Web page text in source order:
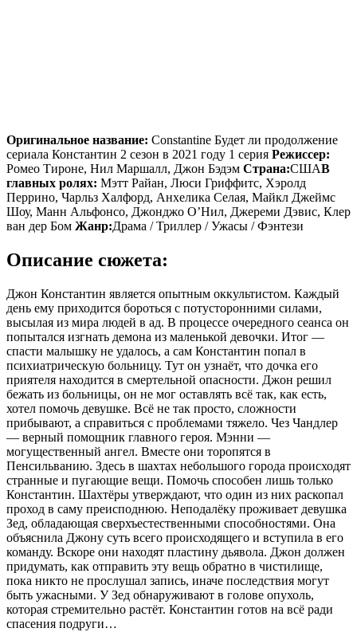
Оригинальное название: Constantine Будет ли продолжение
сериала Константин 2 сезон в 2021 году 1 серия Режиссер:
Ромео Тироне, Нил Маршалл, Джон Бэдэм Страна:СШАВ
главных ролях: Мэтт Райан, Люси Гриффитс, Хэролд
Перрино, Чарльз Халфорд, Анхелика Селая, Майкл Джеймс
Шоу, Манн Альфонсо, Джонджо О’Нил, Джереми Дэвис, Клер
ван дер Бом Жанр:Драма / Триллер / Ужасы / Фэнтези
Описание сюжета:
Джон Константин является опытным оккультистом. Каждый
день ему приходится бороться с потусторонними силами,
высылая из мира людей в ад. В процессе очередного сеанса он
попытался изгнать демона из маленькой девочки. Итог —
спасти малышку не удалось, а сам Константин попал в
психиатрическую больницу. Тут он узнаёт, что дочка его
приятеля находится в смертельной опасности. Джон решил
бежать из больницы, он не мог оставлять всё так, как есть,
хотел помочь девушке. Всё не так просто, сложности
прибывают, а справиться с проблемами тяжело. Чез Чандлер
— верный помощник главного героя. Мэнни —
могущественный ангел. Вместе они торопятся в
Пенсильванию. Здесь в шахтах небольшого города происходят
странные и пугающие вещи. Помочь способен лишь только
Константин. Шахтёры утверждают, что один из них раскопал
проход в саму преисподнюю. Неподалёку проживает девушка
Зед, обладающая сверхъестественными способностями. Она
объяснила Джону суть всего происходящего и вступила в его
команду. Вскоре они находят пластину дьявола. Джон должен
придумать, как отправить эту вещь обратно в чистилище,
пока никто не прослушал запись, иначе последствия могут
быть ужасными. У Зед обнаруживают в голове опухоль,
которая стремительно растёт. Константин готов на всё ради
спасения подруги…